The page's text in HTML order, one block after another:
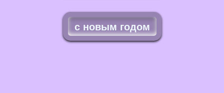
с новым годом